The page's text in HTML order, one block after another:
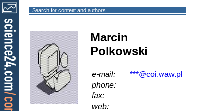
Search for content and authors
Marcin
Polkowski
e-mail:
***@coi.waw.pl
phone:
fax:
web: